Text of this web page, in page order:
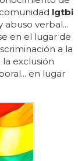
lgtbi
verbal...
en el lugar de
a la
exclusión
en lugar